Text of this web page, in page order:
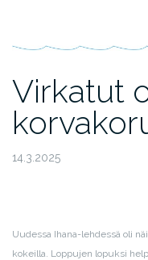
Virkatut
14.3.2025
Uudessa Ihana-lehdessä oli
kokeilla. Loppujen lopuksi